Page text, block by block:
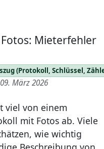
Mieterfehler
(Protokoll, Schlüssel,
März 2026
viel von einem
mit Fotos ab. Viele
wie wichtig